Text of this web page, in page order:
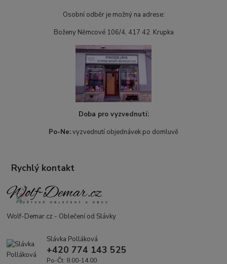
Osobní odběr je možný na adrese:
Boženy Němcové 106/4, 417 42 Krupka
Doba pro vyzvednutí:
Po-Ne:vyzvednutí objednávek po domluvě
Rychlý kontakt
Wolf-Demar.cz - Oblečení od Slávky
Slávka Polláková
+420 774 143 525
Po-Čt: 8.00-14.00